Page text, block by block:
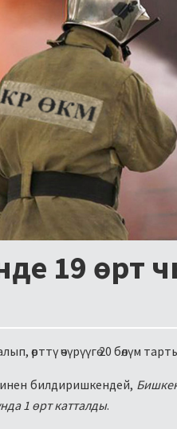
19 өрт
өрттү өчүрүүгө 20 бөлүм
билдиришкендей,
1 өрт катталды.